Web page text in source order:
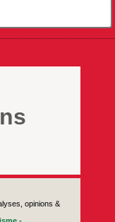
opinions &